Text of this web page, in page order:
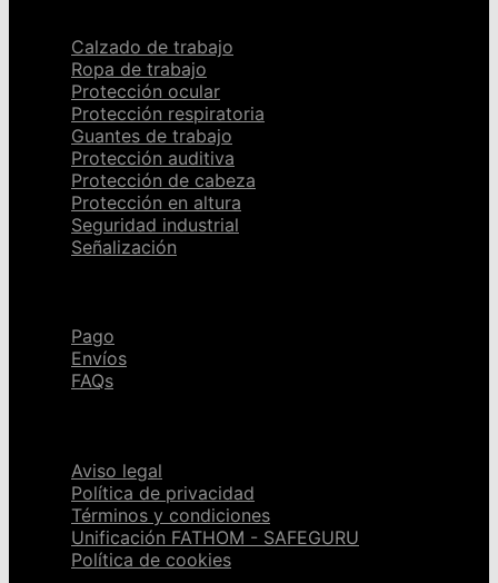
Calzado de trabajo
Ropa de trabajo
Protección ocular
Protección respiratoria
Guantes de trabajo
Protección auditiva
Protección de cabeza
Protección en altura
Seguridad industrial
Señalización
Pago
Envíos
FAQs
Aviso legal
Política de privacidad
Términos y condiciones
Unificación FATHOM - SAFEGURU
Política de cookies